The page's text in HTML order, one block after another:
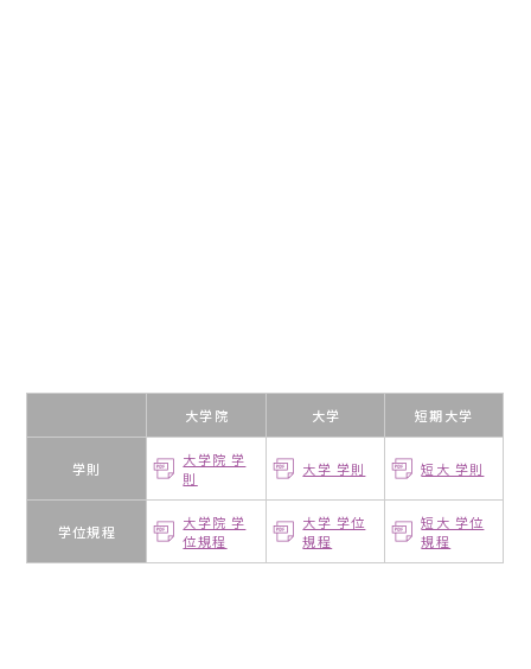
大学院 大学 短期大学
学則
大学院 学
則
大学 学則 短大 学則
学位規程
大学院 学
位規程
大学 学位
規程
短大 学位
規程